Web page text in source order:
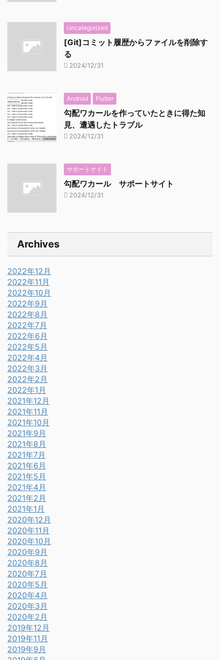
Uncategorized
[Git]コミット履歴からファイルを削除す
る
2024/12/31
Android Flutter
勾配ワカールを作っていたときに得た知
見、遭遇したトラブル
2024/12/31
サポートサイト
勾配ワカール サポートサイト
2024/12/31
Archives
2022年12月
2022年11月
2022年10月
2022年9月
2022年8月
2022年7月
2022年6月
2022年5月
2022年4月
2022年3月
2022年2月
2022年1月
2021年12月
2021年11月
2021年10月
2021年9月
2021年8月
2021年7月
2021年6月
2021年5月
2021年4月
2021年2月
2021年1月
2020年12月
2020年11月
2020年10月
2020年9月
2020年8月
2020年7月
2020年5月
2020年4月
2020年3月
2020年2月
2019年12月
2019年11月
2019年9月